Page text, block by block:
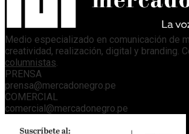
Medio especializado en comunicación de
creatividad, realización, digital y branding.
columnistas
PRENSA
prensa@mercadonegro.pe
COMERCIAL
comercial@mercadonegro.pe